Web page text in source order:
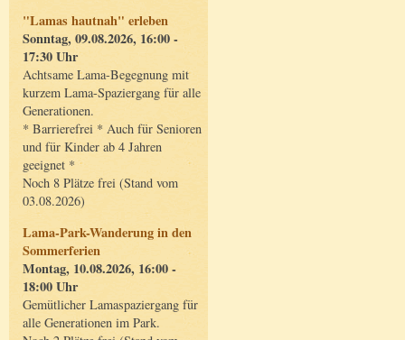
"Lamas hautnah" erleben
Sonntag, 09.08.2026, 16:00 -
17:30 Uhr
Achtsame Lama-Begegnung mit
kurzem Lama-Spaziergang für alle
Generationen.
* Barrierefrei * Auch für Senioren
und für Kinder ab 4 Jahren
geeignet *
Noch 8 Plätze frei (Stand vom
03.08.2026)
Lama-Park-Wanderung in den
Sommerferien
Montag, 10.08.2026, 16:00 -
18:00 Uhr
Gemütlicher Lamaspaziergang für
alle Generationen im Park.